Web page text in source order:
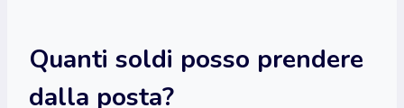
Quanti soldi posso prendere
dalla posta?